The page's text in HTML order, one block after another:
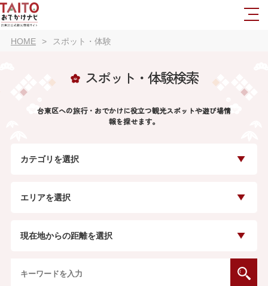
HOME スポット・体験
スポット・体験検索
台東区への旅行・おでかけに役立つ観光スポットや遊び場情
報を探せます。
カテゴリを選択
エリアを選択
現在地からの距離を選択